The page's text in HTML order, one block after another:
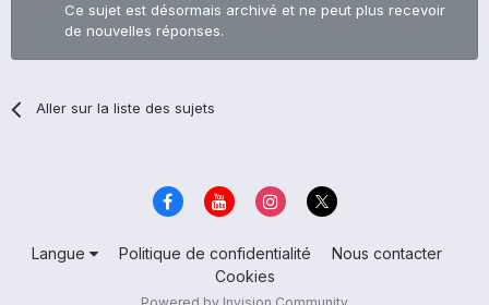
Ce sujet est désormais archivé et ne peut plus recevoir
de nouvelles réponses.
Aller sur la liste des sujets
Langue Politique de confidentialité
Nous contacter
Cookies